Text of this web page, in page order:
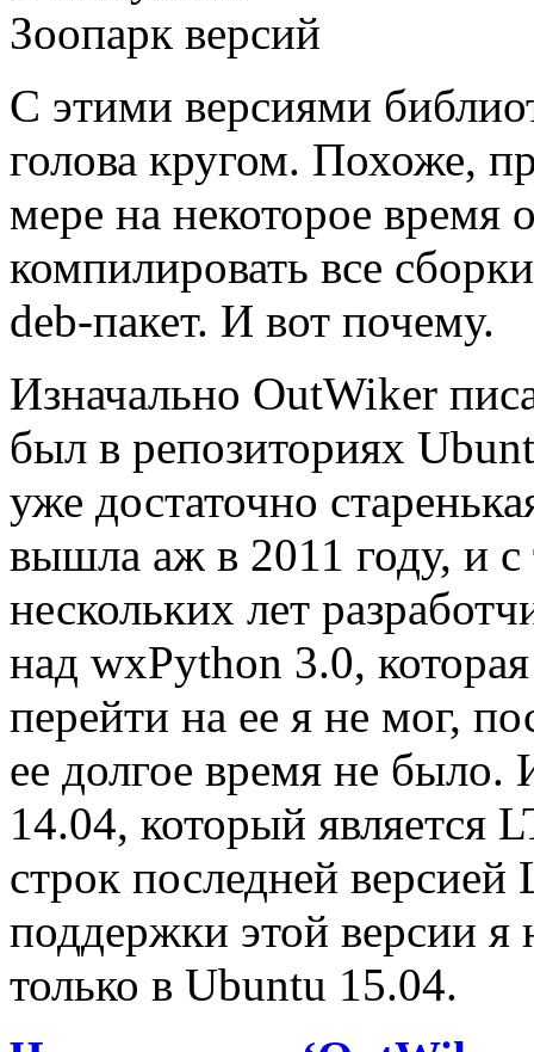
С этими версиями
голова кругом. Похоже,
мере на некоторое время
компилировать все
deb-пакет. И вот почему.
Изначально OutWiker
был в репозиториях
уже достаточно
вышла аж в 2011 году, и
нескольких лет
над wxPython 3.0,
перейти на ее я не мог,
ее долгое время не
14.04, который является
строк последней версией
поддержки этой версии я
только в Ubuntu 15.04.